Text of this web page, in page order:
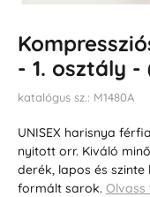
- 1. osztály -
katalógus sz.: M1480A
UNISEX harisnya
nyitott orr. Kiváló
derék, lapos és
formált sarok.